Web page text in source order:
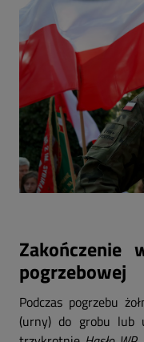
Zakończenie
pogrzebowej
Podczas pogrzebu
(urny) do grobu lub